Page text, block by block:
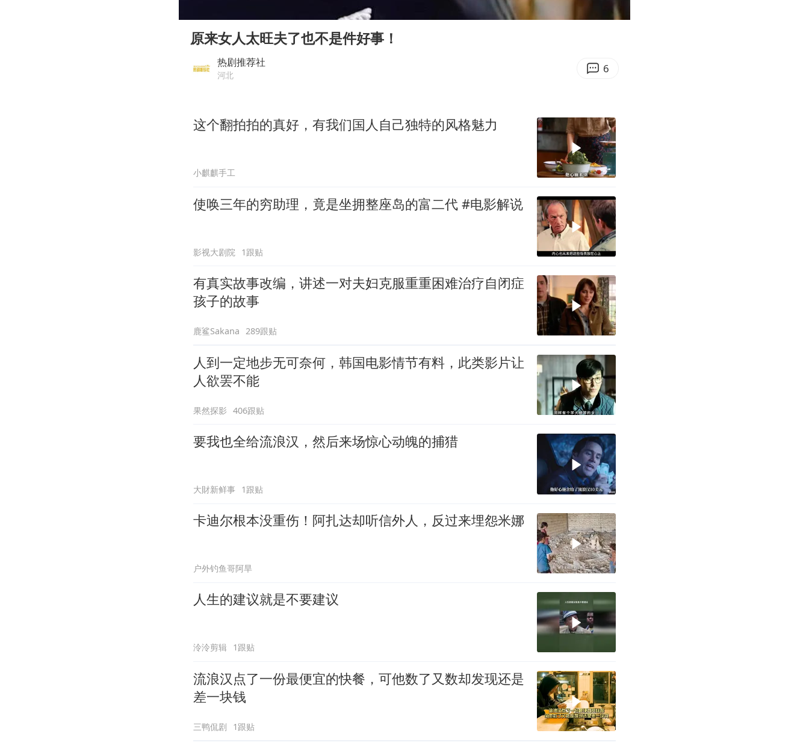
多所幼师院校开设养老专业
泰国校园枪击事件已致8死30余伤
必胜客，被正式买断
Enter
原来女人太旺夫了也不是件好事！
热剧推荐社
河北 6
这个翻拍拍的真好，有我们国人自己独特的风格魅力
小麒麒手工
使唤三年的穷助理，竟是坐拥整座岛的富二代 #电影解说
影视大剧院 1跟贴
有真实故事改编，讲述一对夫妇克服重重困难治疗自闭症
孩子的故事
鹿鲨Sakana 289跟贴
人到一定地步无可奈何，韩国电影情节有料，此类影片让
人欲罢不能
果然探影 406跟贴
要我也全给流浪汉，然后来场惊心动魄的捕猎
大財新鲜事 1跟贴
卡迪尔根本没重伤！阿扎达却听信外人，反过来埋怨米娜
户外钓鱼哥阿旱
人生的建议就是不要建议
泠泠剪辑 1跟贴
流浪汉点了一份最便宜的快餐，可他数了又数却发现还是
差一块钱
三鸭侃剧 1跟贴